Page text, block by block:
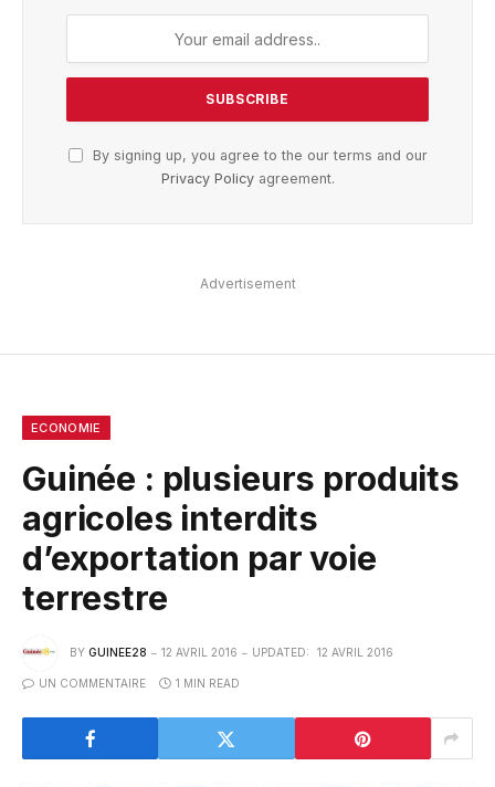
By signing up, you agree to the our terms and our
Privacy Policyagreement.
Advertisement
ECONOMIE
Guinée : plusieurs produits
agricoles interdits
d’exportation par voie
terrestre
BY GUINEE28 12 AVRIL 2016 UPDATED: 12 AVRIL 2016
UN COMMENTAIRE 1 MIN READ